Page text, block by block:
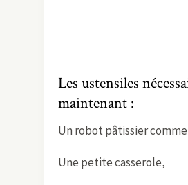
Les ustensiles
maintenant :
Un robot pâtissier
Une petite casserole,